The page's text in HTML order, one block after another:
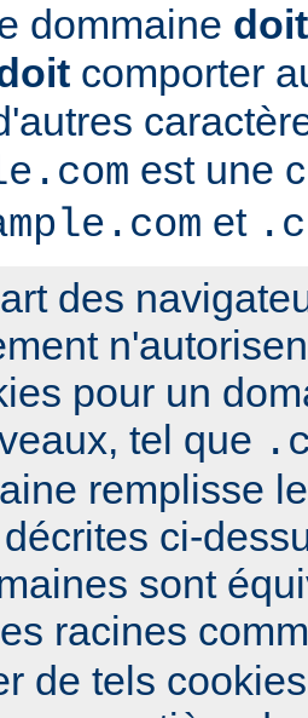
dommaine doit
comporter
est une
et
des
pour un
tel que
remplisse
ci-
sont
racines
de tels